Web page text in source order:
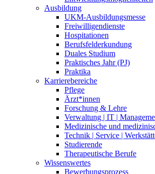
Ausbildung
UKM-Ausbildungsmesse
Freiwilligendienste
Hospitationen
Berufsfelderkundung
Duales Studium
Praktisches Jahr (PJ)
Praktika
Karrierebereiche
Pflege
Ärzt*innen
Forschung & Lehre
Verwaltung | IT |
Medizinische und
Technik | Service |
Studierende
Therapeutische Berufe
Wissenswertes
Bewerbungsprozess